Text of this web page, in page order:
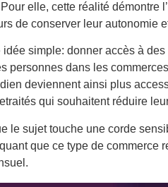
elle, cette réalité démontre
de conserver leur autonomie
simple: donner accès à
personnes dans les
deviennent ainsi plus
qui souhaitent réduire
le sujet touche une corde
que ce type de commerce